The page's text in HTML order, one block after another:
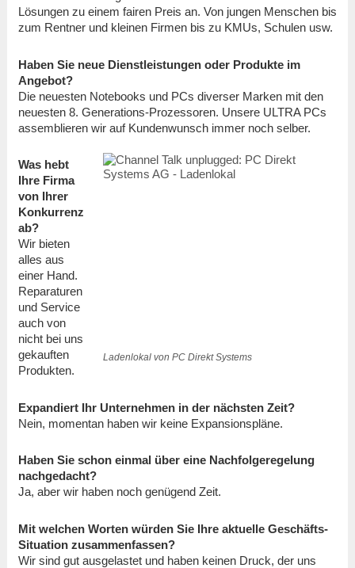
Lösungen zu einem fairen Preis an. Von jungen Menschen bis
zum Rentner und kleinen Firmen bis zu KMUs, Schulen usw.
Haben Sie neue Dienstleistungen oder Produkte im
Angebot?
Die neuesten Notebooks und PCs diverser Marken mit den
neuesten 8. Generations-Prozessoren. Unsere ULTRA PCs
assemblieren wir auf Kundenwunsch immer noch selber.
Ladenlokal von PC Direkt Systems
Was hebt
Ihre Firma
von Ihrer
Konkurrenz
ab?
Wir bieten
alles aus
einer Hand.
Reparaturen
und Service
auch von
nicht bei uns
gekauften
Produkten.
Expandiert Ihr Unternehmen in der nächsten Zeit?
Nein, momentan haben wir keine Expansionspläne.
Haben Sie schon einmal über eine Nachfolgeregelung
nachgedacht?
Ja, aber wir haben noch genügend Zeit.
Mit welchen Worten würden Sie Ihre aktuelle Geschäfts-
Situation zusammenfassen?
Wir sind gut ausgelastet und haben keinen Druck, der uns